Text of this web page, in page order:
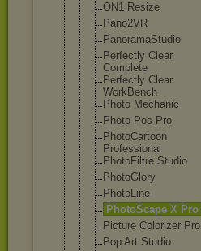
ON1 Resize
Pano2VR
PanoramaStudio
Perfectly Clear
Complete
Perfectly Clear
WorkBench
Photo Mechanic
Photo Pos Pro
PhotoCartoon
Professiona
PhotoFiltre Studio
PhotoGlory
PhotoLine
PhotoScape X Pro
Picture Colorizer Pro
Pop Art Studio